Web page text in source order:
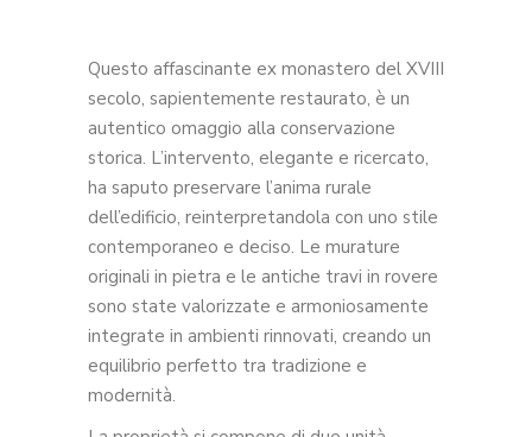
Questo affascinante ex monastero del XVIII
secolo, sapientemente restaurato, è un
autentico omaggio alla conservazione
storica. L’intervento, elegante e ricercato,
ha saputo preservare l’anima rurale
dell’edificio, reinterpretandola con uno stile
contemporaneo e deciso. Le murature
originali in pietra e le antiche travi in rovere
sono state valorizzate e armoniosamente
integrate in ambienti rinnovati, creando un
equilibrio perfetto tra tradizione e
modernità.